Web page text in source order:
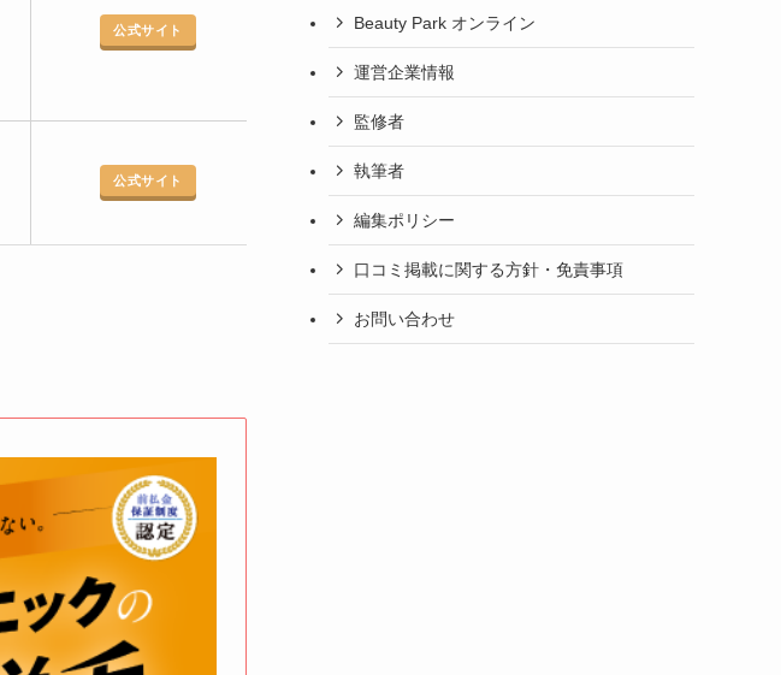
公式サイト
公式サイト
Beauty Park オンライン
運営企業情報
監修者
執筆者
編集ポリシー
口コミ掲載に関する方針・免責事項
お問い合わせ